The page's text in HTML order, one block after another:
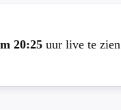
20:25 uur live te zien